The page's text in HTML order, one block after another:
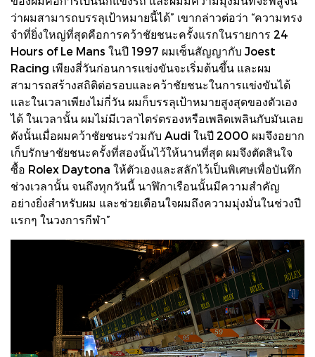
ว่าผมสามารถบรรลุเป้าหมายนี้ได้” เขากล่าวต่อว่า “ความทรง
จำที่ยิ่งใหญ่ที่สุดคือการคว้าชัยชนะครั้งแรกในรายการ 24
Hours of Le Mans ในปี 1997 ผมเซ็นสัญญากับ Joest
Racing เพียงสี่วันก่อนการแข่งขันจะเริ่มต้นขึ้น และผม
สามารถสร้างสถิติต่อรอบและคว้าชัยชนะในการแข่งขันได้
และในเวลาเพียงไม่กี่วัน ผมก็บรรลุเป้าหมายสูงสุดของตัวเอง
ได้ ในเวลานั้น ผมไม่มีเวลาไตร่ตรองหรือเพลิดเพลินกับมันเลย
ดังนั้นเมื่อผมคว้าชัยชนะร่วมกับ Audi ในปี 2000 ผมจึงอยาก
เก็บรักษาชัยชนะครั้งที่สองนั้นไว้ให้นานที่สุด ผมจึงตัดสินใจ
ซื้อ Rolex Daytona ให้ตัวเองและสลักไว้เป็นพิเศษเพื่อบันทึก
ช่วงเวลานั้น จนถึงทุกวันนี้ นาฬิกาเรือนนั้นมีความสำคัญ
อย่างยิ่งสำหรับผม และช่วยเตือนใจผมถึงความมุ่งมั่นในช่วงปี
แรกๆ ในวงการกีฬา”